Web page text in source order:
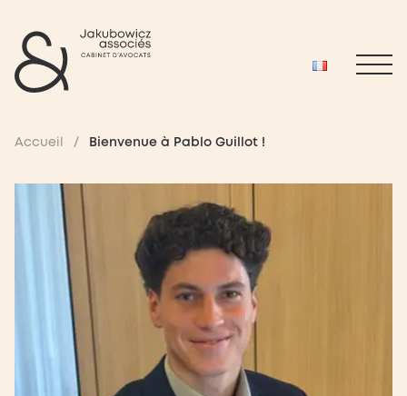
Accueil / Bienvenue à Pablo Guillot !